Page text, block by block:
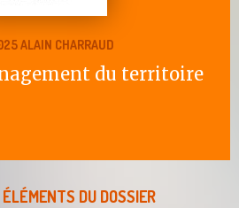
ALAIN CHARRAUD
du territoire
DU DOSSIER